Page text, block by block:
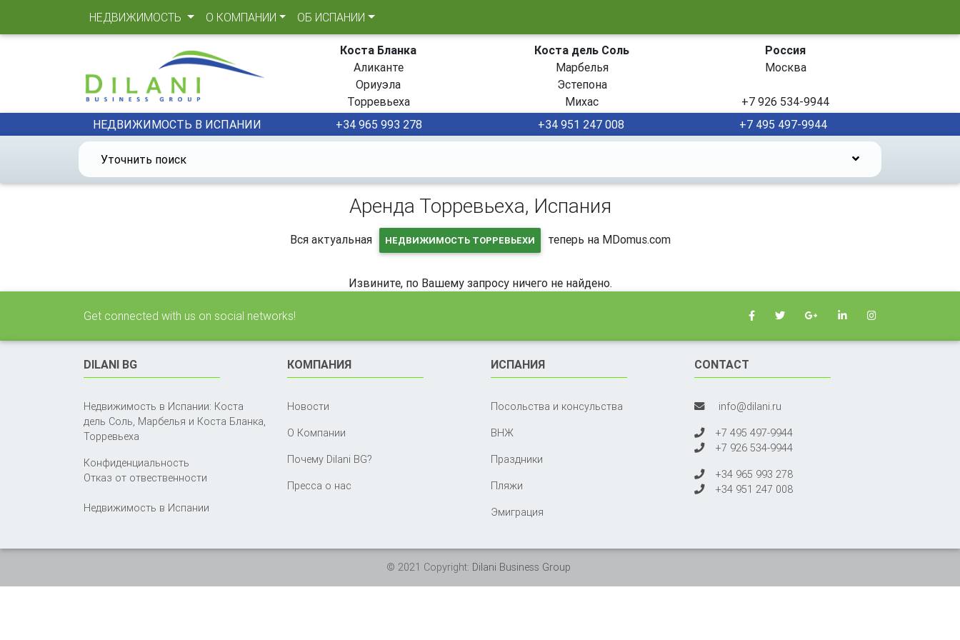
НЕДВИЖИМОСТЬ (CURRENT)
О КОМПАНИИ ОБ ИСПАНИИ
Коста Бланка
Аликанте
Ориуэла
Торревьеха
Коста дель Соль
Марбелья
Эстепона
Михас
Россия
Москва
+7 926 534-9944
НЕДВИЖИМОСТЬ В ИСПАНИИ
+34 965 993 278 +34 951 247 008 +7 495 497-9944
Уточнить поиск
Аренда Торревьеха, Испания
Вся актуальная НЕДВИЖИМОСТЬ ТОРРЕВЬЕХИ теперь на MDomus.com
Извините, по Вашему запросу ничего не найдено.
Get connected with us on social networks!
DILANI BG
Недвижимость в Испании: Коста
дель Соль, Марбелья и Коста Бланка,
Торревьеха
Конфиденциальность
Отказ от отвественности
Недвижимость в Испании
КОМПАНИЯ
Новости
О Компании
Почему Dilani BG?
Пресса о нас
ИСПАНИЯ
Посольства и консульства
ВНЖ
Праздники
Пляжи
Эмиграция
CONTACT
info@dilani.ru
+7 495 497-9944
+7 926 534-9944
+34 965 993 278
+34 951 247 008
© 2021 Copyright: Dilani Business Group